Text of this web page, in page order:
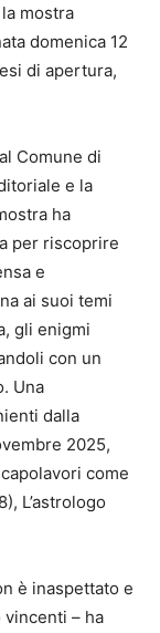
mostra
domenica 12
di apertura,
Comune di
e la
ha
per riscoprire
e
ai suoi temi
gli enigmi
con un
Una
dalla
2025,
come
L’astrologo
è inaspettato e
– ha